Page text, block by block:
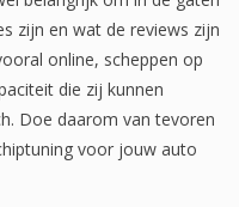
zijn en wat de reviews zijn
online, scheppen op
die zij kunnen
Doe daarom van tevoren
voor jouw auto